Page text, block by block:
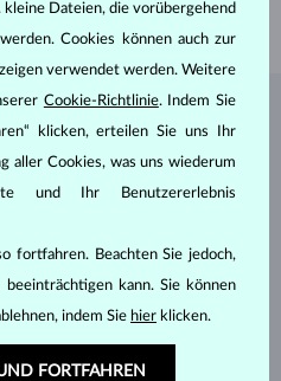
KLENOTA ATELIER
Dateien, die vorübergehend
Cookies können auch zur
verwendet werden. Weitere
Cookie-Richtlinie. Indem Sie
klicken, erteilen Sie uns Ihr
aller Cookies, was uns wiederum
und Ihr Benutzererlebnis
fortfahren. Beachten Sie jedoch,
kann. Sie können
indem Sie hier klicken.
FORTFAHREN